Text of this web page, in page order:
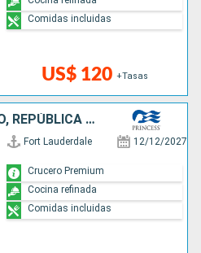
US$ 120 +Tasas
Comidas incluidas
BAHAMAS, PUERTO RICO, REPÚBLICA DOMINICANA, ESTADOS UNIDOS
Fort Lauderdale 12/12/2027
Crucero Premium
Cocina refinada
Comidas incluidas